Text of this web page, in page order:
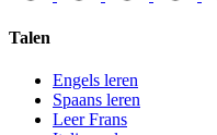
Talen
Engels leren
Spaans leren
Leer Frans